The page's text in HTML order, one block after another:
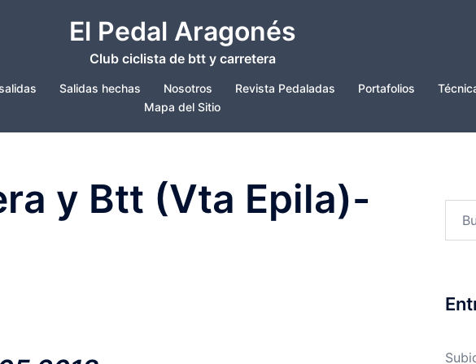
El Pedal Aragonés
Club ciclista de btt y carretera
Salidas hechas Nosotros Revista Pedaladas Portafolios
Mapa del Sitio
y Btt (Vta Epila)-